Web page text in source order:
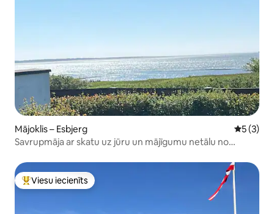
Mājoklis – Esbjerg Vidējais
5 (3)
Savrupmāja ar skatu uz jūru un mājīgumu netālu no
Populārs viesu iecienīts mājoklis
Viesu iecienīts